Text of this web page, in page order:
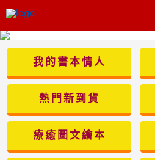
我的書本情人
熱門新到貨
療癒圖文繪本